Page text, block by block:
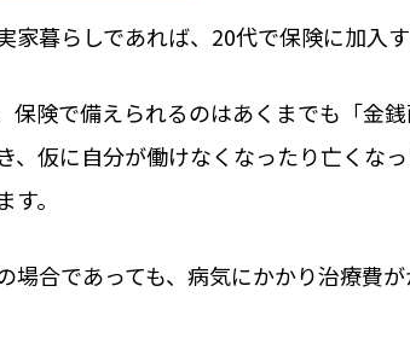
家暮らしであれば、20代で保険に加入
保険で備えられるのはあくまでも「金
、仮に自分が働けなくなったり亡くな
。
場合であっても、病気にかかり治療費